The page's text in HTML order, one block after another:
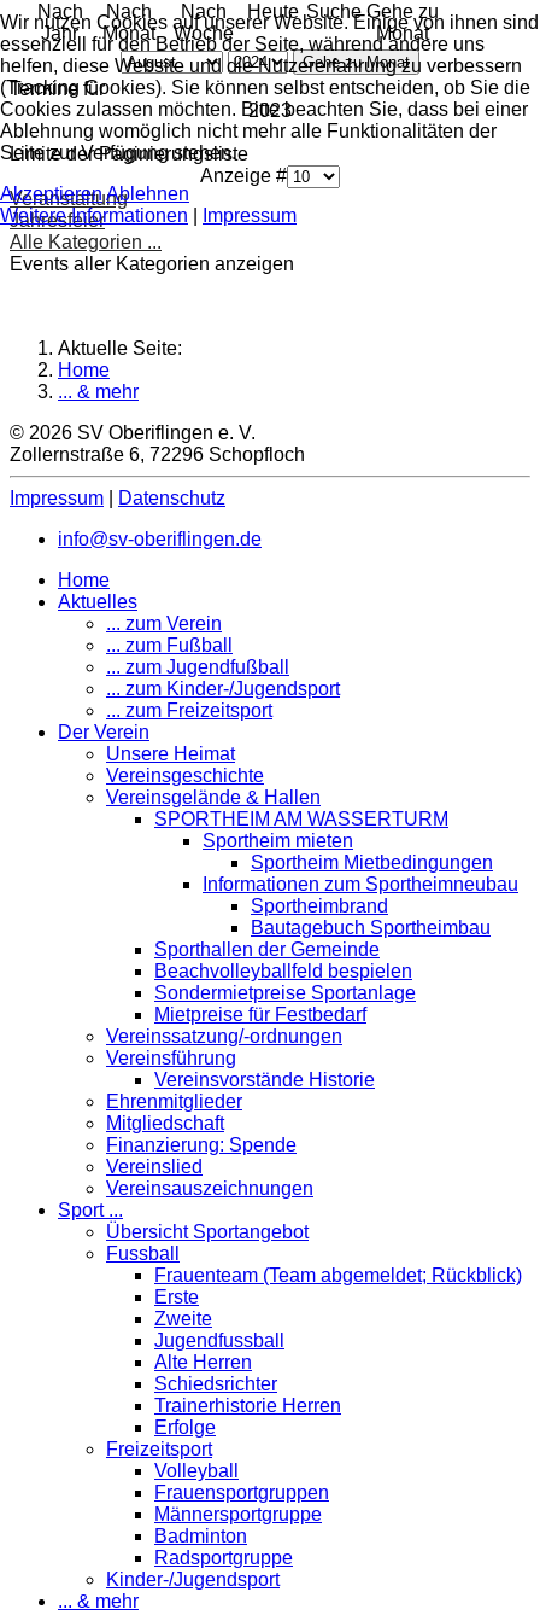
Nach
Jahr
Nach
Monat
Nach
Woche
Heute Suche Gehe zu
Monat
Gehe zu Monat
Termine für
2023
Limite der Paginierungsliste
Anzeige #
Veranstaltung
Jahresfeier
Alle Kategorien ...
Events aller Kategorien anzeigen
Aktuelle Seite:
Home
... & mehr
© 2026 SV Oberiflingen e. V.
Zollernstraße 6, 72296 Schopfloch
Impressum
Datenschutz
info@sv-oberiflingen.de
Home
Aktuelles
... zum Verein
... zum Fußball
... zum Jugendfußball
... zum Kinder-/Jugendsport
... zum Freizeitsport
Der Verein
Unsere Heimat
Vereinsgeschichte
Vereinsgelände & Hallen
SPORTHEIM AM WASSERTURM
Sportheim mieten
Sportheim Mietbedingungen
Informationen zum Sportheimneubau
Sportheimbrand
Bautagebuch Sportheimbau
Sporthallen der Gemeinde
Beachvolleyballfeld bespielen
Sondermietpreise Sportanlage
Mietpreise für Festbedarf
Vereinssatzung/-ordnungen
Vereinsführung
Vereinsvorstände Historie
Ehrenmitglieder
Mitgliedschaft
Finanzierung: Spende
Vereinslied
Vereinsauszeichnungen
Sport ...
Übersicht Sportangebot
Fussball
Frauenteam (Team abgemeldet; Rückblick)
Erste
Zweite
Jugendfussball
Alte Herren
Schiedsrichter
Trainerhistorie Herren
Erfolge
Freizeitsport
Volleyball
Frauensportgruppen
Männersportgruppe
Badminton
Radsportgruppe
Kinder-/Jugendsport
... & mehr
Wir nutzen Cookies auf unserer Website. Einige von ihnen sind
essenziell für den Betrieb der Seite, während andere uns
helfen, diese Website und die Nutzererfahrung zu verbessern
(Tracking Cookies). Sie können selbst entscheiden, ob Sie die
Cookies zulassen möchten. Bitte beachten Sie, dass bei einer
Ablehnung womöglich nicht mehr alle Funktionalitäten der
Seite zur Verfügung stehen.
Akzeptieren Ablehnen
Weitere Informationen
Impressum